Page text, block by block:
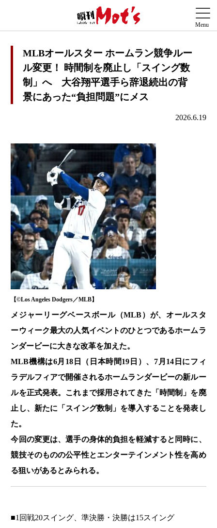
MLBオールスター ホームラン競争ルー
ル変更！ 時間制を廃止し「スイング数
制」へ 大谷翔平選手ら辞退続出の背
景にあった“負担問題”にメス
2026.6.19
【©️Los Angeles Dodgers／MLB】
メジャーリーグベースボール（MLB）が、オールスタ
ーウィーク最大の人気イベントのひとつであるホームラ
ンダービーに大きな改革を加えた。
MLB機構は6月18日（日本時間19日）、7月14日にフィ
ラデルフィアで開催されるホームランダービーの新ルー
ルを正式発表。これまで採用されてきた「時間制」を廃
止し、新たに「スイング数制」を導入することを発表し
た。
今回の変更は、選手の身体的負担を軽減すると同時に、
競技そのものの公平性とエンターテインメント性を高め
る狙いがあるとみられる。
■1回戦20スイング、準決勝・決勝は15スイング